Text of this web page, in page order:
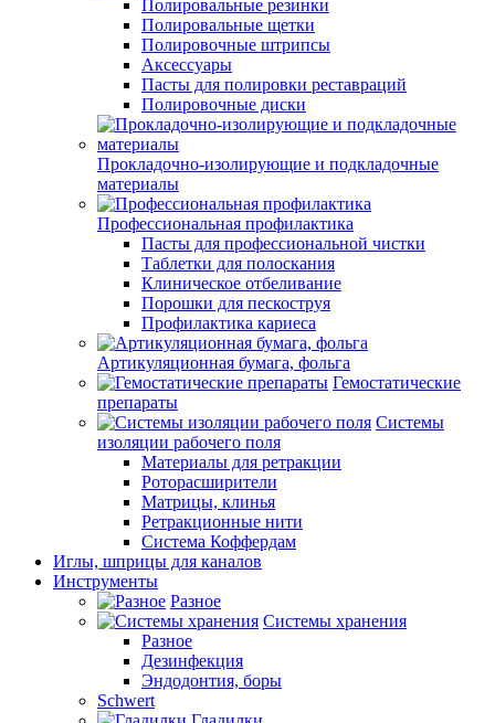
Полировальные резинки
Полировальные щетки
Полировочные штрипсы
Аксессуары
Пасты для полировки реставраций
Полировочные диски
Прокладочно-изолирующие и подкладочные
материалы
Профессиональная профилактика
Пасты для профессиональной чистки
Таблетки для полоскания
Клиническое отбеливание
Порошки для пескоструя
Профилактика кариеса
Артикуляционная бумага, фольга
Гемостатические
препараты
Системы
изоляции рабочего поля
Материалы для ретракции
Роторасширители
Матрицы, клинья
Ретракционные нити
Система Коффердам
Иглы, шприцы для каналов
Инструменты
Разное
Системы хранения
Разное
Дезинфекция
Эндодонтия, боры
Schwert